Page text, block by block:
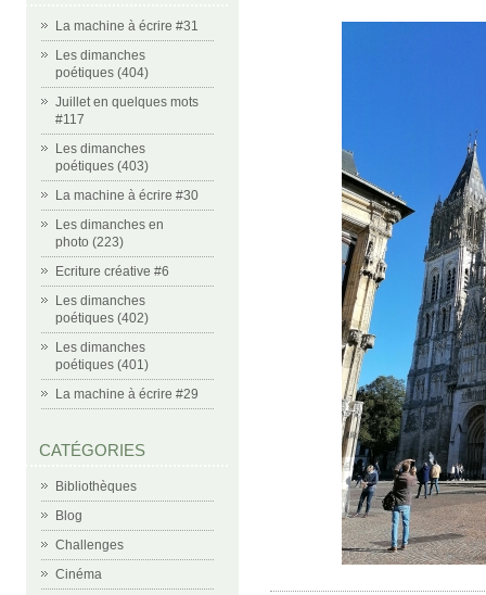
La machine à écrire #31
Les dimanches
poétiques (404)
Juillet en quelques mots
#117
Les dimanches
poétiques (403)
La machine à écrire #30
Les dimanches en
photo (223)
Ecriture créative #6
Les dimanches
poétiques (402)
Les dimanches
poétiques (401)
La machine à écrire #29
CATÉGORIES
Bibliothèques
Blog
Challenges
Cinéma